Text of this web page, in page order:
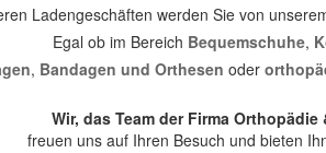
Ladengeschäften werden Sie von
Egal ob im Bereich Bequemschuhe,
, Bandagen und Orthesen oder
Wir, das Team der Firma
freuen uns auf Ihren Besuch und bieten